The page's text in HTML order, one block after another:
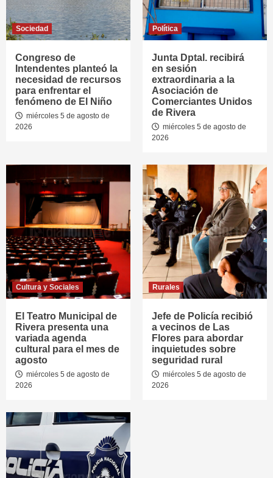
Sociedad
Congreso de
Intendentes planteó la
necesidad de recursos
para enfrentar el
fenómeno de El Niño
miércoles 5 de agosto de
2026
Política
Junta Dptal. recibirá
en sesión
extraordinaria a la
Asociación de
Comerciantes Unidos
de Rivera
miércoles 5 de agosto de
2026
Cultura y Sociales
El Teatro Municipal de
Rivera presenta una
variada agenda
cultural para el mes de
agosto
miércoles 5 de agosto de
2026
Rurales
Jefe de Policía recibió
a vecinos de Las
Flores para abordar
inquietudes sobre
seguridad rural
miércoles 5 de agosto de
2026